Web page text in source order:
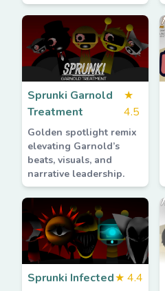
Sprunki Garnold
Treatment
★
4.5
Golden spotlight remix
elevating Garnold’s
beats, visuals, and
narrative leadership.
Sprunki Infected★ 4.4